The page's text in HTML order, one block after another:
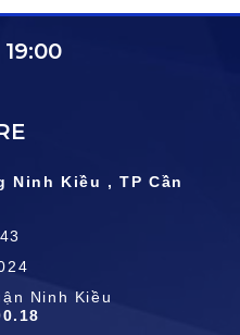
Ninh Kiều , TP Cần
Ninh Kiều